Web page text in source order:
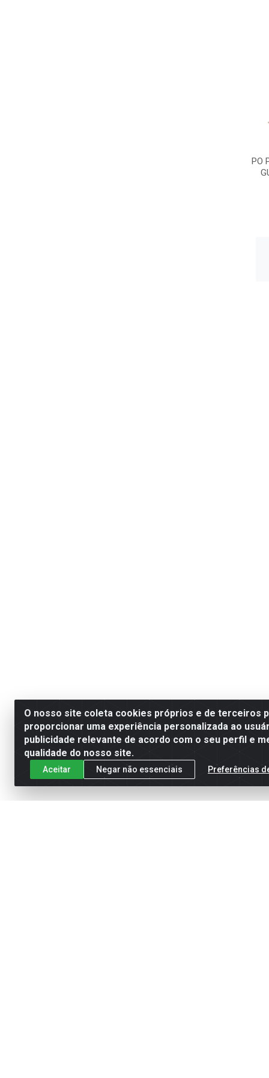
PO
O nosso site coleta cookies próprios e de terceiros
proporcionar uma experiência personalizada ao
publicidade relevante de acordo com o seu perfil e
qualidade do nosso site.
Aceitar Negar não essenciais Preferências